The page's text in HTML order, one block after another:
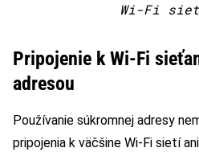
Wi-Fi
Pripojenie k Wi-Fi
adresou
Používanie súkromnej adresy
pripojenia k väčšine Wi-Fi sietí